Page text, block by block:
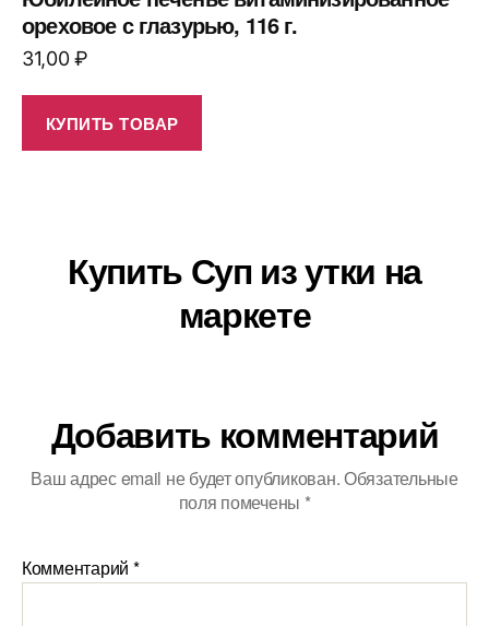
ореховое с глазурью, 116 г.
31,00₽
КУПИТЬ ТОВАР
Купить Суп из утки на
маркете
Добавить комментарий
Ваш адрес email не будет опубликован.Обязательные
поля помечены *
Комментарий *